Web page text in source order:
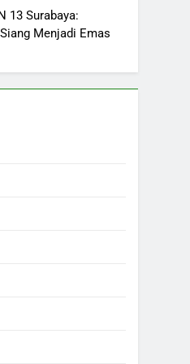
13 Surabaya:
Menjadi Emas